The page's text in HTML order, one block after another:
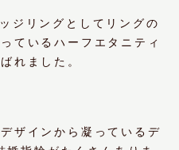
ジリングとしてリングの
ているハーフエタニティ
れました。
ザインから凝っているデ